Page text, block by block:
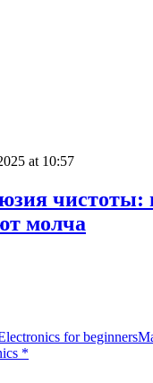
at 10:57
чистоты:
молча
for beginners
*